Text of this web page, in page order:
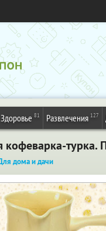
Здоровье 81 Развлечения 127
кофеварка-
дома и дачи